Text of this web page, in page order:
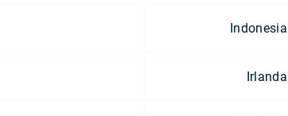
Indonesia
Irlanda